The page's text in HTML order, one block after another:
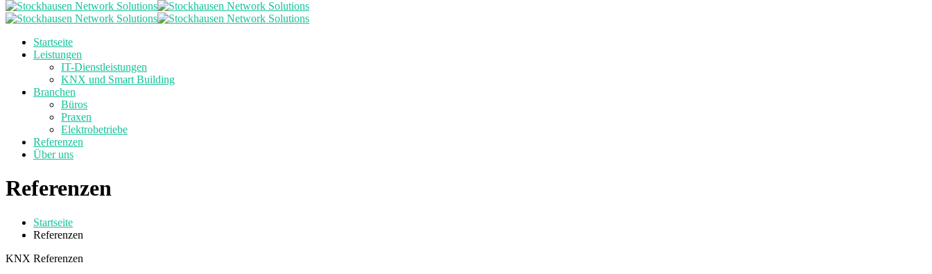
Startseite
Leistungen
IT-Dienstleistungen
KNX und Smart Building
Branchen
Büros
Praxen
Elektrobetriebe
Referenzen
Über uns
Referenzen
Startseite
Referenzen
KNX Referenzen